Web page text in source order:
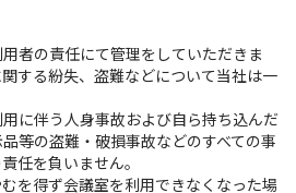
者の責任にて管理をしていただきま
する紛失、盗難などについて当社は一
に伴う人身事故および自ら持ち込んだ
等の盗難・破損事故などのすべての事
任を負いません。
を得ず会議室を利用できなくなった場